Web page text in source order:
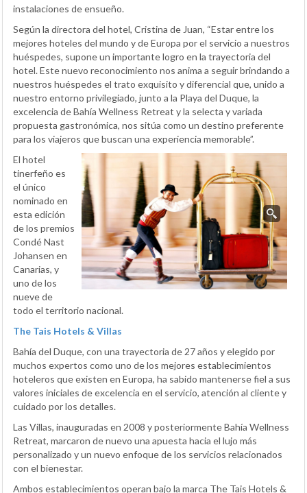
instalaciones de ensueño.
Según la directora del hotel, Cristina de Juan, “Estar entre los
mejores hoteles del mundo y de Europa por el servicio a nuestros
huéspedes, supone un importante logro en la trayectoria del
hotel. Este nuevo reconocimiento nos anima a seguir brindando a
nuestros huéspedes el trato exquisito y diferencial que, unido a
nuestro entorno privilegiado, junto a la Playa del Duque, la
excelencia de Bahía Wellness Retreat y la selecta y variada
propuesta gastronómica, nos sitúa como un destino preferente
para los viajeros que buscan una experiencia memorable”.
El hotel
tinerfeño es
el único
nominado en
esta edición
de los premios
Condé Nast
Johansen en
Canarias, y
uno de los
nueve de
todo el territorio nacional.
The Tais Hotels & Villas
Bahía del Duque, con una trayectoria de 27 años y elegido por
muchos expertos como uno de los mejores establecimientos
hoteleros que existen en Europa, ha sabido mantenerse fiel a sus
valores iniciales de excelencia en el servicio, atención al cliente y
cuidado por los detalles.
Las Villas, inauguradas en 2008 y posteriormente Bahía Wellness
Retreat, marcaron de nuevo una apuesta hacia el lujo más
personalizado y un nuevo enfoque de los servicios relacionados
con el bienestar.
Ambos establecimientos operan bajo la marca The Tais Hotels &